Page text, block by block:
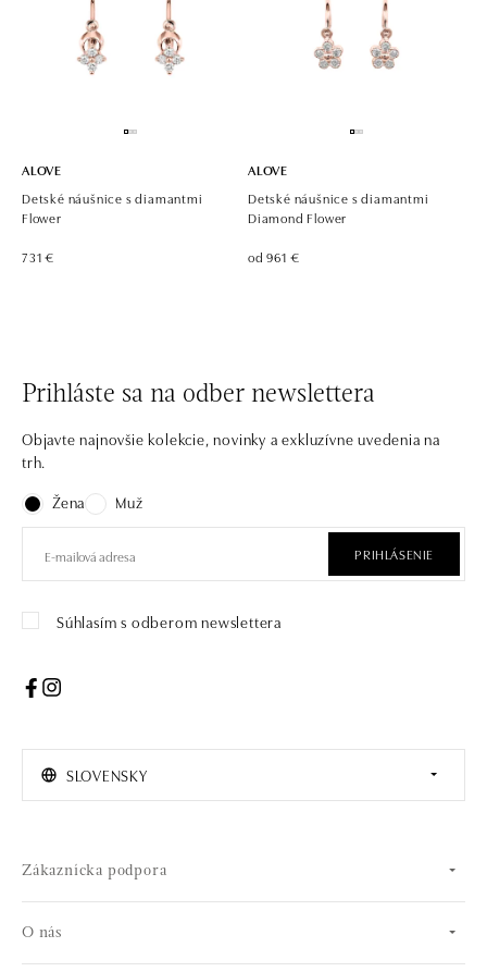
ALOVE
Detské náušnice s diamantmi
Flower
731 €
ALOVE
Detské náušnice s diamantmi
Diamond Flower
od 961 €
Prihláste sa na odber newslettera
Objavte najnovšie kolekcie, novinky a exkluzívne uvedenia na
trh.
Žena
Muž
PRIHLÁSENIE
Súhlasím s odberom newslettera
SLOVENSKY
Zákaznícka podpora
O nás